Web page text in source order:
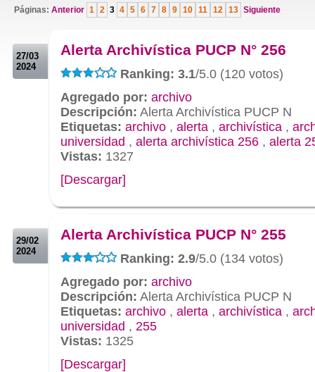
Páginas: Anterior 1 2 3 4 5 6 7 8 9 10 11 12 13 Siguiente
27/03
2024
Alerta Archivística PUCP N° 256
Ranking: 3.1/5.0 (120 votos)
Agregado por: archivo
Descripción: Alerta Archivística PUCP N
Etiquetas: archivo , alerta , archivística ,
universidad , alerta archivística 256 , alerta
Vistas: 1327
[Descargar]
29/02
2024
Alerta Archivística PUCP N° 255
Ranking: 2.9/5.0 (134 votos)
Agregado por: archivo
Descripción: Alerta Archivística PUCP N
Etiquetas: archivo , alerta , archivística ,
universidad , 255
Vistas: 1325
[Descargar]